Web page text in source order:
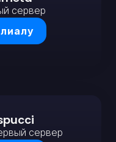
сервер
сервер